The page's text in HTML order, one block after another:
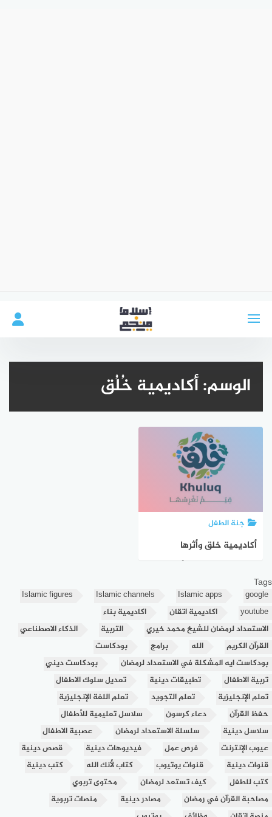
الوسم:أكاديمية خُلُق
جنة الطفل
أكاديمية خلق وأثرها
المستقبلTags
google
Islamic apps
Islamic channels
Islamic figures
youtube
اكاديمية اتقان
اكاديمية بناء
الاستعداد لرمضان للشيخ محمد خيري
التربية
الذكاء الاصطناعي
القرآن الكريم
الله برامج
بودكاست
بودكاست ايه المشكلة في الاستعداد لرمضان
بودكاست ديني
تربية الاطفال
تطبيقات دينية
تعديل سلوك الاطفال
تعلم الإنجليزية
تعلم التجويد
تعلم اللغة الإنجليزية
حفظ القرآن
دعاء كرسون
سلاسل تعليمية للأطفال
سلاسل دينية
سلسلة الاستعداد لرمضان
عصبية الاطفال
عيوب الإنترنت
فرص عمل فيديوهات دينية
قصص دينية
قنوات دينية
قنوات يوتيوب كتاب لأنك الله
كتب دينية
كتب للطفل
كيف تستعد لرمضان
محتوى تربوي
مصاحبة القرآن في رمضان
مصادر دينية
منصات تربوية